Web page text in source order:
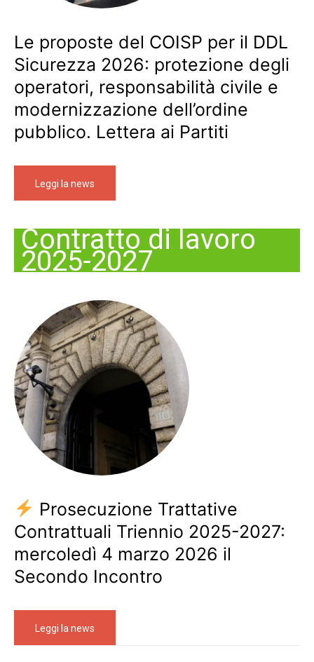
Le proposte del COISP per il DDL
Sicurezza 2026: protezione degli
operatori, responsabilità civile e
modernizzazione dell’ordine
pubblico. Lettera ai Partiti
Leggi la news
Contratto di lavoro
2025-2027
Prosecuzione Trattative
Contrattuali Triennio 2025-2027:
mercoledì 4 marzo 2026 il
Secondo Incontro
Leggi la news